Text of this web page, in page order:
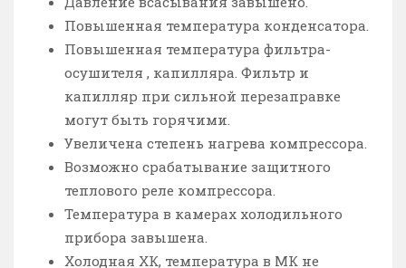
Повышенная температура конденсатора.
Повышенная температура фильтра-
осушителя , капилляра. Фильтр и
капилляр при сильной перезаправке
могут быть горячими.
Увеличена степень нагрева компрессора.
Возможно срабатывание защитного
теплового реле компрессора.
Температура в камерах холодильного
прибора завышена.
Холодная ХК, температура в МК не